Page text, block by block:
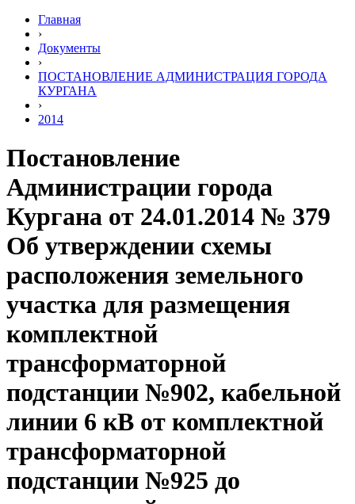
Главная
›
Документы
›
ПОСТАНОВЛЕНИЕ АДМИНИСТРАЦИЯ ГОРОДА
КУРГАНА
›
2014
Постановление
Администрации города
Кургана от 24.01.2014 № 379
Об утверждении схемы
расположения земельного
участка для размещения
комплектной
трансформаторной
подстанции №902, кабельной
линии 6 кВ от комплектной
трансформаторной
подстанции №925 до